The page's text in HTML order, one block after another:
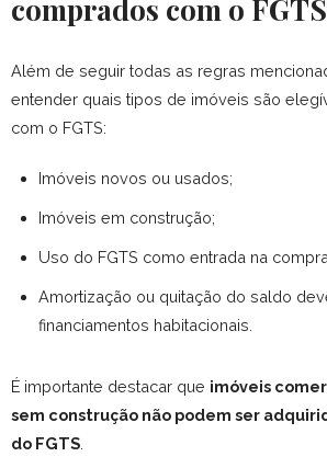
comprados com o
Além de seguir todas as regras
entender quais tipos de imóveis são
com o FGTS:
Imóveis novos ou usados;
Imóveis em construção;
Uso do FGTS como entrada na
Amortização ou quitação do saldo
financiamentos habitacionais.
É importante destacar que imóveis
sem construção não podem ser
do FGTS